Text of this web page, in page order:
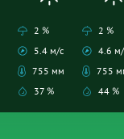
2 %
5.4 м/с
755 мм
37 %
2 %
4.6
755
44 %